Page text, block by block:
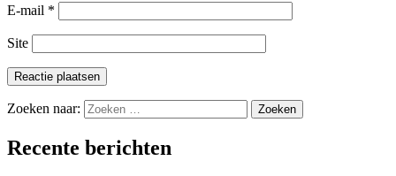
E-mail *
Site
Zoeken naar:
Recente berichten